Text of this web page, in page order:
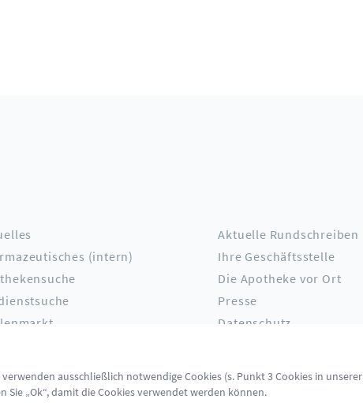
(intern)
Aktuelle Rundschreiben
Ihre Geschäftsstelle
Die Apotheke vor Ort
Presse
Datenschutz
ausschließlich notwendige Cookies (s. Punkt 3 Cookies in unserer
„Ok“, damit die Cookies verwendet werden können.